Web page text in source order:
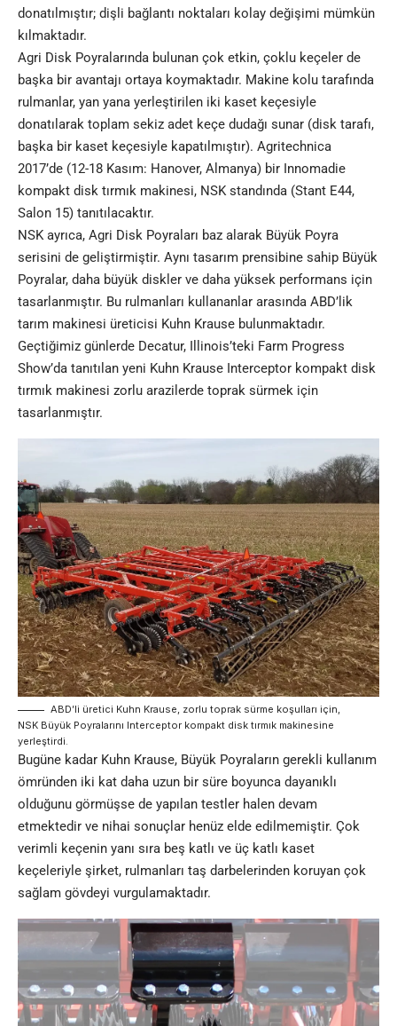
donatılmıştır; dişli bağlantı noktaları kolay değişimi mümkün
kılmaktadır.
Agri Disk Poyralarında bulunan çok etkin, çoklu keçeler de
başka bir avantajı ortaya koymaktadır. Makine kolu tarafında
rulmanlar, yan yana yerleştirilen iki kaset keçesiyle
donatılarak toplam sekiz adet keçe dudağı sunar (disk tarafı,
başka bir kaset keçesiyle kapatılmıştır). Agritechnica
2017’de (12-18 Kasım: Hanover, Almanya) bir Innomadie
kompakt disk tırmık makinesi, NSK standında (Stant E44,
Salon 15) tanıtılacaktır.
NSK ayrıca, Agri Disk Poyraları baz alarak Büyük Poyra
serisini de geliştirmiştir. Aynı tasarım prensibine sahip Büyük
Poyralar, daha büyük diskler ve daha yüksek performans için
tasarlanmıştır. Bu rulmanları kullananlar arasında ABD’lik
tarım makinesi üreticisi Kuhn Krause bulunmaktadır.
Geçtiğimiz günlerde Decatur, Illinois’teki Farm Progress
Show’da tanıtılan yeni Kuhn Krause Interceptor kompakt disk
tırmık makinesi zorlu arazilerde toprak sürmek için
tasarlanmıştır.
ABD’li üretici Kuhn Krause, zorlu toprak sürme koşulları için,
NSK Büyük Poyralarını Interceptor kompakt disk tırmık makinesine
yerleştirdi.
Bugüne kadar Kuhn Krause, Büyük Poyraların gerekli kullanım
ömründen iki kat daha uzun bir süre boyunca dayanıklı
olduğunu görmüşse de yapılan testler halen devam
etmektedir ve nihai sonuçlar henüz elde edilmemiştir. Çok
verimli keçenin yanı sıra beş katlı ve üç katlı kaset
keçeleriyle şirket, rulmanları taş darbelerinden koruyan çok
sağlam gövdeyi vurgulamaktadır.